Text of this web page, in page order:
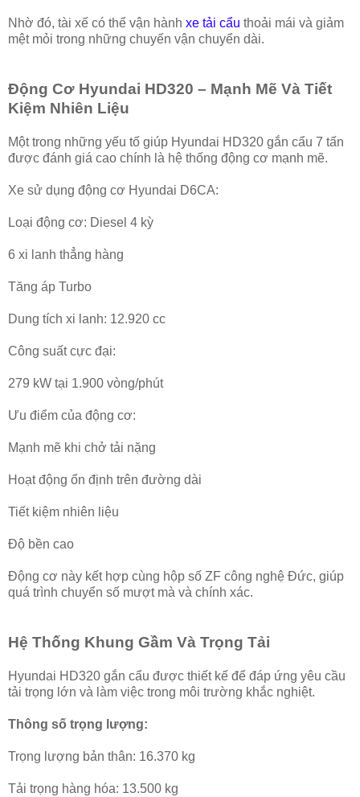
Nhờ đó, tài xế có thể vận hành xe tải cẩu thoải mái và giảm
mệt mỏi trong những chuyến vận chuyển dài.
Động Cơ Hyundai HD320 – Mạnh Mẽ Và Tiết
Kiệm Nhiên Liệu
Một trong những yếu tố giúp Hyundai HD320 gắn cẩu 7 tấn
được đánh giá cao chính là hệ thống động cơ mạnh mẽ.
Xe sử dụng động cơ Hyundai D6CA:
Loại động cơ: Diesel 4 kỳ
6 xi lanh thẳng hàng
Tăng áp Turbo
Dung tích xi lanh: 12.920 cc
Công suất cực đại:
279 kW tại 1.900 vòng/phút
Ưu điểm của động cơ:
Mạnh mẽ khi chở tải nặng
Hoạt động ổn định trên đường dài
Tiết kiệm nhiên liệu
Độ bền cao
Động cơ này kết hợp cùng hộp số ZF công nghệ Đức, giúp
quá trình chuyển số mượt mà và chính xác.
Hệ Thống Khung Gầm Và Trọng Tải
Hyundai HD320 gắn cẩu được thiết kế để đáp ứng yêu cầu
tải trọng lớn và làm việc trong môi trường khắc nghiệt.
Thông số trọng lượng:
Trọng lượng bản thân: 16.370 kg
Tải trọng hàng hóa: 13.500 kg